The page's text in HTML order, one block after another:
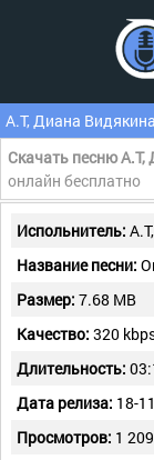
А.Т, Диана
Скачать песню
онлайн бесплатно
Испольнитель:
Название песни:
Размер: 7.68 MB
Качество: 320
Длительность:
Дата релиза: 18-
Просмотров: 1